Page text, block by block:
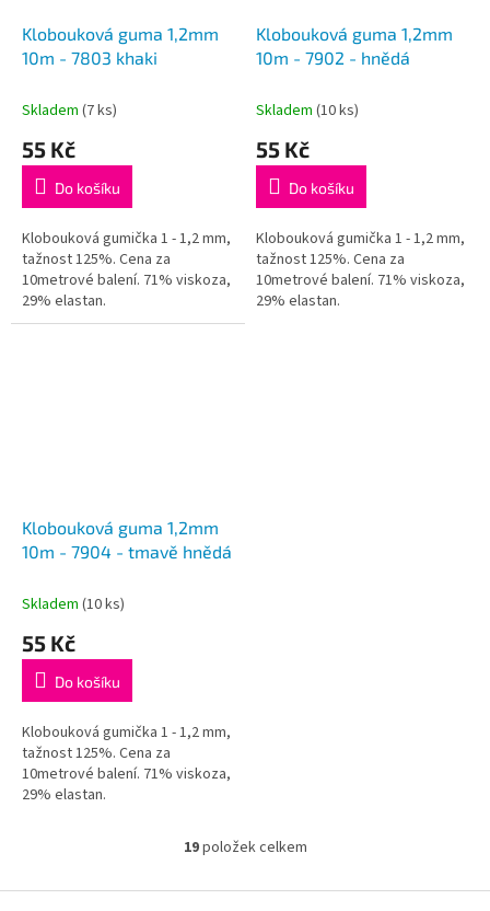
Klobouková guma 1,2mm
10m - 7803 khaki
Skladem (7 ks)
55 Kč
Do košíku
Klobouková gumička 1 - 1,2 mm,
tažnost 125%. Cena za
10metrové balení. 71% viskoza,
29% elastan.
Klobouková guma 1,2mm
10m - 7902 - hnědá
Skladem (10 ks)
55 Kč
Do košíku
Klobouková gumička 1 - 1,2 mm,
tažnost 125%. Cena za
10metrové balení. 71% viskoza,
29% elastan.
Klobouková guma 1,2mm
10m - 7904 - tmavě hnědá
Skladem (10 ks)
55 Kč
Do košíku
Klobouková gumička 1 - 1,2 mm,
tažnost 125%. Cena za
10metrové balení. 71% viskoza,
29% elastan.
O
l
19položek celkem